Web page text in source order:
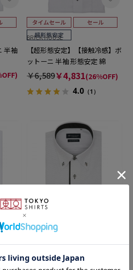
半袖
BRICK HOUSE
【超形態安定】【接触冷感】ボ
ットーニ 半袖 形態安定 綿
100% ワイシャツ
￥6,589￥4,831(26%OFF)
4.0 （1）
袖
【超形態安定】 ボットーニ 半
袖 形態安定 ワイシャツ